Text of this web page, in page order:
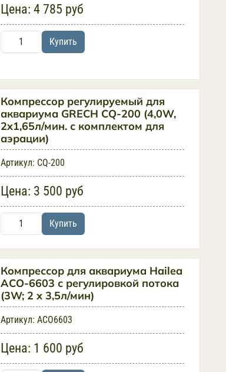
Цена: 4 785 руб
Купить
Компрессор регулируемый для
аквариума GRECH CQ-200 (4,0W,
2x1,65л/мин. с комплектом для
аэрации)
Артикул: CQ-200
Цена: 3 500 руб
Купить
Компрессор для аквариума Hailea
ACO-6603 с регулировкой потока
(3W; 2 х 3,5л/мин)
Артикул: ACO6603
Цена: 1 600 руб